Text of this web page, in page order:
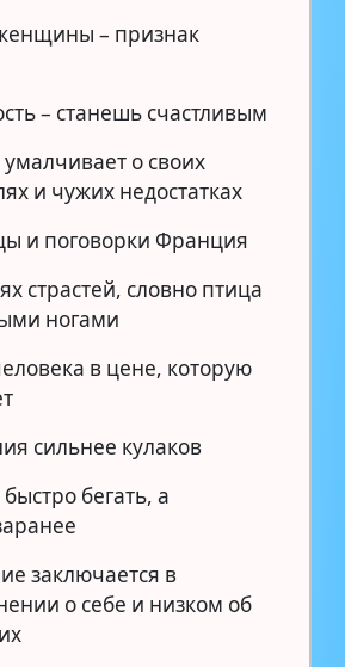
– признак
– станешь счастливым
о своих
и чужих недостатках
и поговорки Франция
страстей, словно птица
ногами
в цене, которую
сильнее кулаков
бегать, а
заключается в
о себе и низком об